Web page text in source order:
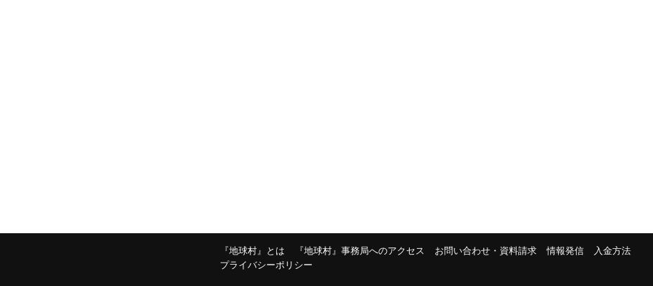
『地球村』とは 『地球村』事務局へのアクセス お問い合わせ・資料請求 情報発信
入金方法
プライバシーポリシー